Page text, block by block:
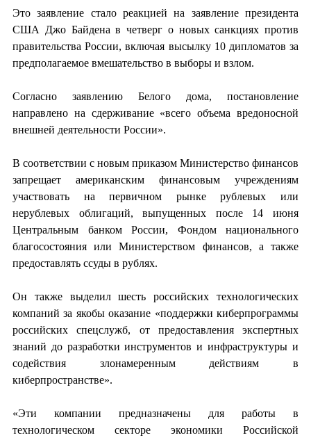
Это заявление стало реакцией на заявление президента
США Джо Байдена в четверг о новых санкциях против
правительства России, включая высылку 10 дипломатов за
предполагаемое вмешательство в выборы и взлом.
Согласно заявлению Белого дома, постановление
направлено на сдерживание «всего объема вредоносной
внешней деятельности России».
В соответствии с новым приказом Министерство финансов
запрещает американским финансовым учреждениям
участвовать на первичном рынке рублевых или
нерублевых облигаций, выпущенных после 14 июня
Центральным банком России, Фондом национального
благосостояния или Министерством финансов, а также
предоставлять ссуды в рублях.
Он также выделил шесть российских технологических
компаний за якобы оказание «поддержки киберпрограммы
российских спецслужб, от предоставления экспертных
знаний до разработки инструментов и инфраструктуры и
содействия злонамеренным действиям в
киберпространстве».
«Эти компании предназначены для работы в
технологическом секторе экономики Российской